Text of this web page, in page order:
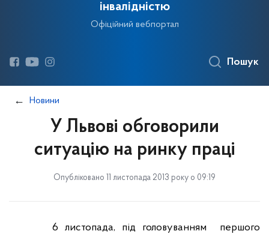
інвалідністю
Офіційний вебпортал
Пошук
Новини
У Львові обговорили
ситуацію на ринку праці
Опубліковано 11 листопада 2013 року о 09:19
6 листопада, під головуванням
першого